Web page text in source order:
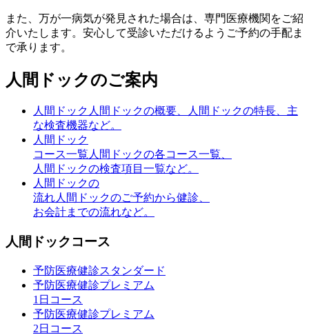
また、万が一病気が発見された場合は、専門医療機関をご紹
介いたします。安心して受診いただけるようご予約の手配ま
で承ります。
人間ドックのご案内
人間ドック 人間ドックの概要、人間ドックの特長、主
な検査機器など。
人間ドック
コース一覧人間ドックの各コース一覧、
人間ドックの検査項目一覧など。
人間ドックの
流れ人間ドックのご予約から健診、
お会計までの流れなど。
人間ドックコース
予防医療健診スタンダード
予防医療健診プレミアム
1日コース
予防医療健診プレミアム
2日コース